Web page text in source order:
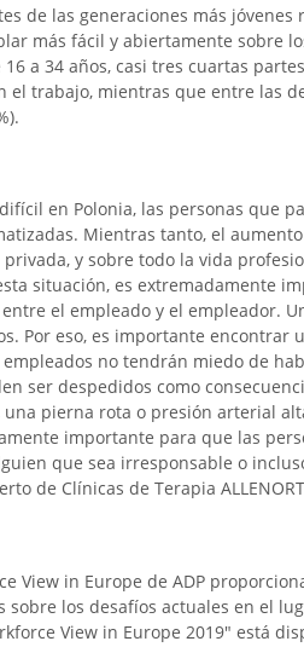
de las generaciones más jóvenes
más fácil y abiertamente sobre
a 34 años, casi tres cuartas
trabajo, mientras que entre las
en Polonia, las personas que
Mientras tanto, el
y sobre todo la vida
situación, es extremadamente
el empleado y el empleador.
Por eso, es importante encontrar
no tendrán miedo de
ser despedidos como
pierna rota o presión arterial
importante para que las
que sea irresponsable o
de Clínicas de Terapia
View in Europe de ADP
sobre los desafíos actuales en el
View in Europe 2019" está